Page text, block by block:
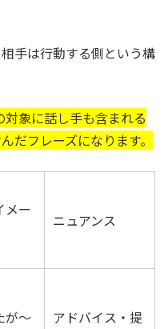
手は行動する側という構
対象に話し手も含まれる
だフレーズになります。
メー
ニュアンス
が〜
アドバイス・提